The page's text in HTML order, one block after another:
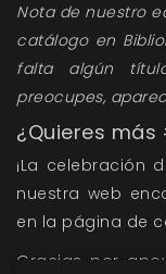
Nota de nuestro
catálogo en
falta algún
preocupes,
¿Quieres más
¡La celebración
nuestra web
en la página de
Gracias por